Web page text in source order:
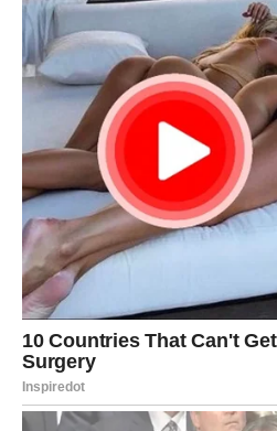
ravnopravno.
Od bola – do pravde. Od